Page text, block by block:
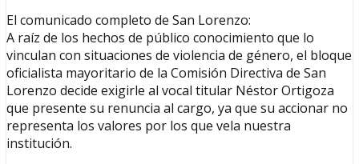
El comunicado completo de San Lorenzo:
A raíz de los hechos de público conocimiento que lo
vinculan con situaciones de violencia de género, el bloque
oficialista mayoritario de la Comisión Directiva de San
Lorenzo decide exigirle al vocal titular Néstor Ortigoza
que presente su renuncia al cargo, ya que su accionar no
representa los valores por los que vela nuestra
institución.